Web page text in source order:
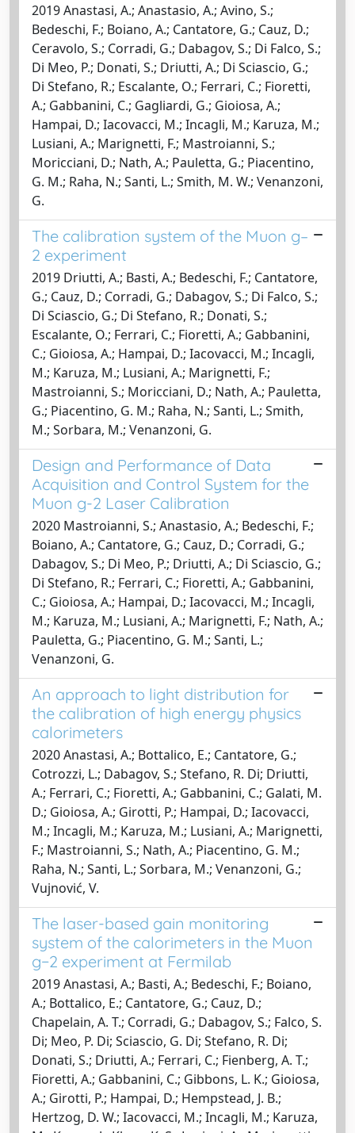
2019 Anastasi, A.; Anastasio, A.; Avino, S.;
Bedeschi, F.; Boiano, A.; Cantatore, G.; Cauz, D.;
Ceravolo, S.; Corradi, G.; Dabagov, S.; Di Falco, S.;
Di Meo, P.; Donati, S.; Driutti, A.; Di Sciascio, G.;
Di Stefano, R.; Escalante, O.; Ferrari, C.; Fioretti,
A.; Gabbanini, C.; Gagliardi, G.; Gioiosa, A.;
Hampai, D.; Iacovacci, M.; Incagli, M.; Karuza, M.;
Lusiani, A.; Marignetti, F.; Mastroianni, S.;
Moricciani, D.; Nath, A.; Pauletta, G.; Piacentino,
G. M.; Raha, N.; Santi, L.; Smith, M. W.; Venanzoni,
G.
The calibration system of the Muon g–
2 experiment
2019 Driutti, A.; Basti, A.; Bedeschi, F.; Cantatore,
G.; Cauz, D.; Corradi, G.; Dabagov, S.; Di Falco, S.;
Di Sciascio, G.; Di Stefano, R.; Donati, S.;
Escalante, O.; Ferrari, C.; Fioretti, A.; Gabbanini,
C.; Gioiosa, A.; Hampai, D.; Iacovacci, M.; Incagli,
M.; Karuza, M.; Lusiani, A.; Marignetti, F.;
Mastroianni, S.; Moricciani, D.; Nath, A.; Pauletta,
G.; Piacentino, G. M.; Raha, N.; Santi, L.; Smith,
M.; Sorbara, M.; Venanzoni, G.
Design and Performance of Data
Acquisition and Control System for the
Muon g-2 Laser Calibration
2020 Mastroianni, S.; Anastasio, A.; Bedeschi, F.;
Boiano, A.; Cantatore, G.; Cauz, D.; Corradi, G.;
Dabagov, S.; Di Meo, P.; Driutti, A.; Di Sciascio, G.;
Di Stefano, R.; Ferrari, C.; Fioretti, A.; Gabbanini,
C.; Gioiosa, A.; Hampai, D.; Iacovacci, M.; Incagli,
M.; Karuza, M.; Lusiani, A.; Marignetti, F.; Nath, A.;
Pauletta, G.; Piacentino, G. M.; Santi, L.;
Venanzoni, G.
An approach to light distribution for
the calibration of high energy physics
calorimeters
2020 Anastasi, A.; Bottalico, E.; Cantatore, G.;
Cotrozzi, L.; Dabagov, S.; Stefano, R. Di; Driutti,
A.; Ferrari, C.; Fioretti, A.; Gabbanini, C.; Galati, M.
D.; Gioiosa, A.; Girotti, P.; Hampai, D.; Iacovacci,
M.; Incagli, M.; Karuza, M.; Lusiani, A.; Marignetti,
F.; Mastroianni, S.; Nath, A.; Piacentino, G. M.;
Raha, N.; Santi, L.; Sorbara, M.; Venanzoni, G.;
Vujnović, V.
The laser-based gain monitoring
system of the calorimeters in the Muon
g−2 experiment at Fermilab
2019 Anastasi, A.; Basti, A.; Bedeschi, F.; Boiano,
A.; Bottalico, E.; Cantatore, G.; Cauz, D.;
Chapelain, A. T.; Corradi, G.; Dabagov, S.; Falco, S.
Di; Meo, P. Di; Sciascio, G. Di; Stefano, R. Di;
Donati, S.; Driutti, A.; Ferrari, C.; Fienberg, A. T.;
Fioretti, A.; Gabbanini, C.; Gibbons, L. K.; Gioiosa,
A.; Girotti, P.; Hampai, D.; Hempstead, J. B.;
Hertzog, D. W.; Iacovacci, M.; Incagli, M.; Karuza,